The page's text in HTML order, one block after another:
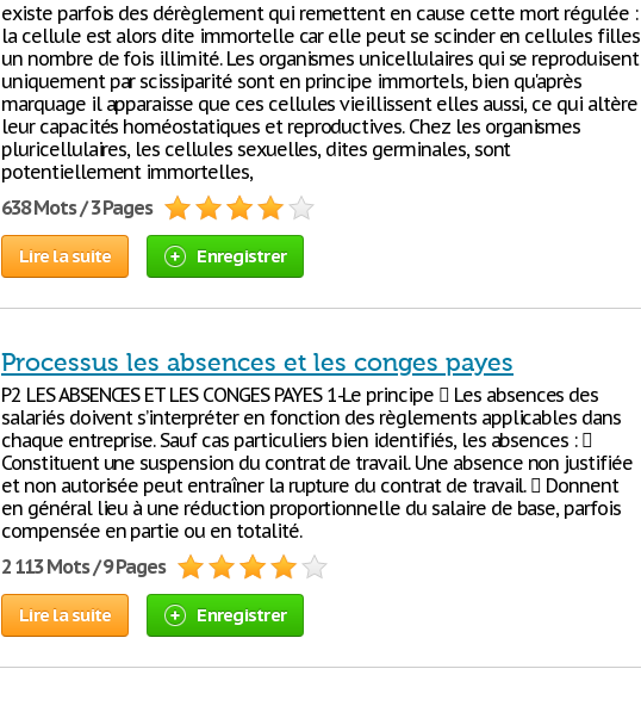
existe parfois des dérèglement qui remettent en cause cette mort régulée :
la cellule est alors dite immortelle car elle peut se scinder en cellules filles
un nombre de fois illimité. Les organismes unicellulaires qui se reproduisent
uniquement par scissiparité sont en principe immortels, bien qu'après
marquage il apparaisse que ces cellules vieillissent elles aussi, ce qui altère
leur capacités homéostatiques et reproductives. Chez les organismes
pluricellulaires, les cellules sexuelles, dites germinales, sont
potentiellement immortelles,
638 Mots / 3 Pages
Lire la suite Enregistrer
Processus les absences et les conges payes
P2 LES ABSENCES ET LES CONGES PAYES 1-Le principe  Les absences des
salariés doivent s’interpréter en fonction des règlements applicables dans
chaque entreprise. Sauf cas particuliers bien identifiés, les absences : 
Constituent une suspension du contrat de travail. Une absence non justifiée
et non autorisée peut entraîner la rupture du contrat de travail.  Donnent
en général lieu à une réduction proportionnelle du salaire de base, parfois
compensée en partie ou en totalité.
2 113 Mots / 9 Pages
Lire la suite Enregistrer